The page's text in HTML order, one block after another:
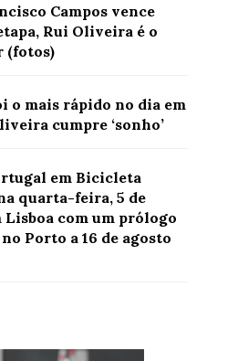
Campos vence
Rui Oliveira é o
(fotos)
o mais rápido no dia em
cumpre ‘sonho’
em Bicicleta
quarta-feira, 5 de
Lisboa com um prólogo
Porto a 16 de agosto